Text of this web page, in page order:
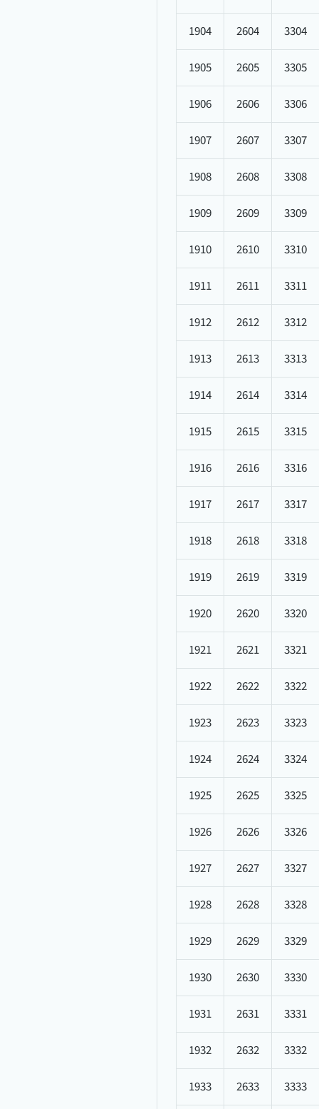
1904 2604 3304
1905 2605 3305
1906 2606 3306
1907 2607 3307
1908 2608 3308
1909 2609 3309
1910 2610 3310
1911 2611 3311
1912 2612 3312
1913 2613 3313
1914 2614 3314
1915 2615 3315
1916 2616 3316
1917 2617 3317
1918 2618 3318
1919 2619 3319
1920 2620 3320
1921 2621 3321
1922 2622 3322
1923 2623 3323
1924 2624 3324
1925 2625 3325
1926 2626 3326
1927 2627 3327
1928 2628 3328
1929 2629 3329
1930 2630 3330
1931 2631 3331
1932 2632 3332
1933 2633 3333